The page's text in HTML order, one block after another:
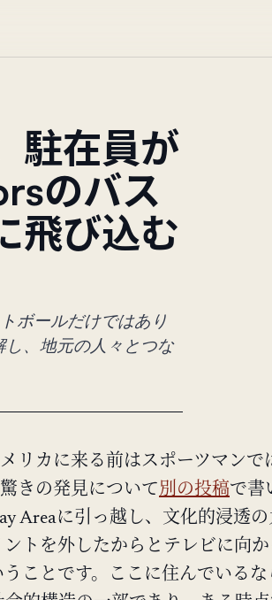
駐在員が
のバス
飛び込む
ボールだけではあり
し、地元の人々とつな
メリカに来る前はスポーツマン
驚きの発見について 別の投稿で書
Areaに引っ越し、文化的浸透
ントを外したからとテレビに向
うことです。ここに住んでいる